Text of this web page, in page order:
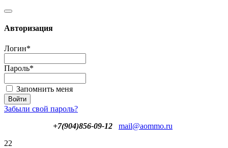
Авторизация
Логин*
Пароль*
Запомнить меня
Забыли свой пароль?
+7(904)856-09-12
mail@aommo.ru
22